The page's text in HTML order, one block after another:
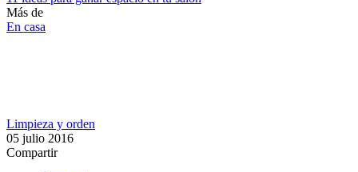
Más de
En casa
Limpieza y orden
05 julio 2016
Compartir